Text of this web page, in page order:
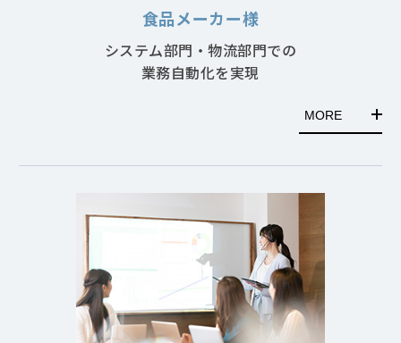
食品メーカー様
システム部門・物流部門での
業務自動化を実現
MORE